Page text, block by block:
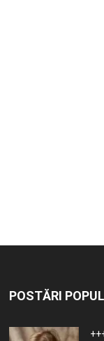
POSTĂRI